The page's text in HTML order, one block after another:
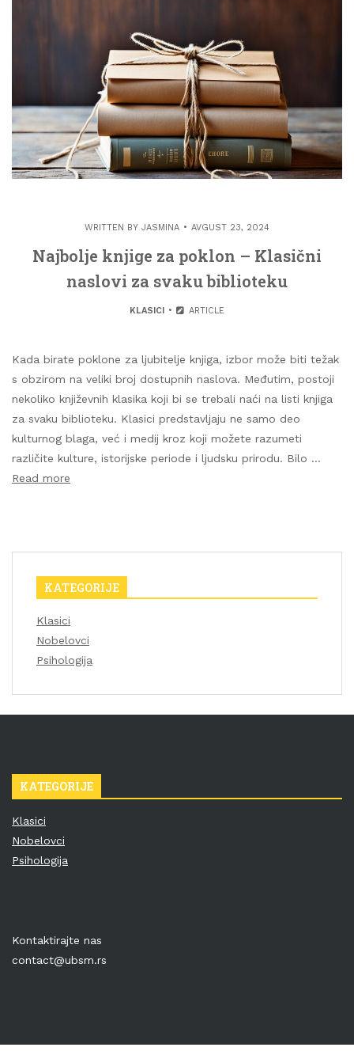
WRITTEN BY JASMINA AVGUST 23, 2024
Najbolje knjige za poklon – Klasični
naslovi za svaku biblioteku
KLASICI ARTICLE
Kada birate poklone za ljubitelje knjiga, izbor može biti težak
s obzirom na veliki broj dostupnih naslova. Međutim, postoji
nekoliko književnih klasika koji bi se trebali naći na listi knjiga
za svaku biblioteku. Klasici predstavljaju ne samo deo
kulturnog blaga, već i medij kroz koji možete razumeti
različite kulture, istorijske periode i ljudsku prirodu. Bilo …
Read more
KATEGORIJE
Klasici
Nobelovci
Psihologija
KATEGORIJE
Klasici
Nobelovci
Psihologija
Kontaktirajte nas
contact@ubsm.rs